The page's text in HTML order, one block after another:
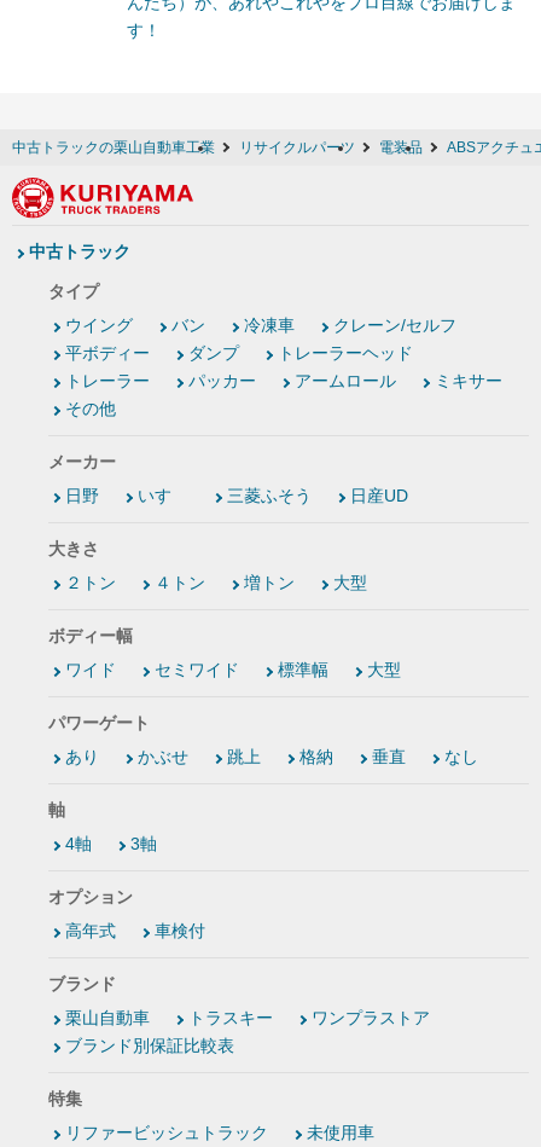
す！
中古トラックの栗山自動車工業 リサイクルパーツ 電装品 ABSアクチュ
中古トラック
タイプ
ウイング
バン 冷凍車
クレーン/セルフ
平ボディー
ダンプ
トレーラーヘッド
トレーラー
パッカー アームロール
ミキサー
その他
メーカー
日野
いすゞ 三菱ふそう 日産UD
大きさ
２トン
４トン 増トン 大型
ボディー幅
ワイド
セミワイド 標準幅 大型
パワーゲート
あり
かぶせ 跳上 格納 垂直 なし
軸
4軸
3軸
オプション
高年式
車検付
ブランド
栗山自動車
トラスキー
ワンプラストア
ブランド別保証比較表
特集
リファービッシュトラック
未使用車